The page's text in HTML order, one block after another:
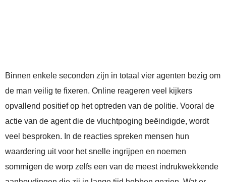
Binnen enkele seconden zijn in totaal vier agenten bezig om
de man veilig te fixeren. Online reageren veel kijkers
opvallend positief op het optreden van de politie. Vooral de
actie van de agent die de vluchtpoging beëindigde, wordt
veel besproken. In de reacties spreken mensen hun
waardering uit voor het snelle ingrijpen en noemen
sommigen de worp zelfs een van de meest indrukwekkende